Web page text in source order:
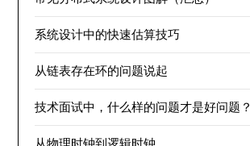
系统设计中的快速估算技巧
从链表存在环的问题说起
技术面试中，什么样的问题才是好问题？